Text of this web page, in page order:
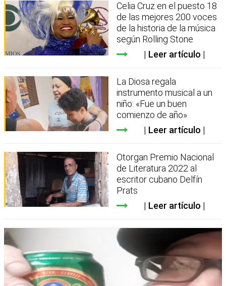
Celia Cruz en el puesto 18
de las mejores 200 voces
de la historia de la música
según Rolling Stone
Leer artículo
La Diosa regala
instrumento musical a un
niño: «Fue un buen
comienzo de año»
Leer artículo
Otorgan Premio Nacional
de Literatura 2022 al
escritor cubano Delfín
Prats
Leer artículo